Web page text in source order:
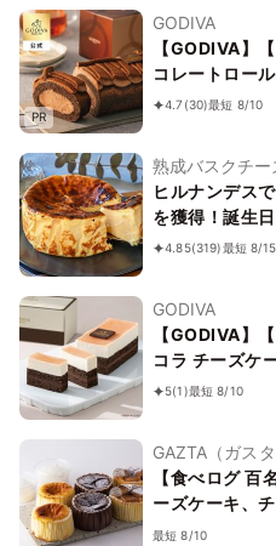
PR
GODIVA
【GODIVA】
コレートロー
4.7 (30)最短 8/10
熟成バスクチー
ヒルナンデス
を獲得！誕生
倍！グルテン
4.85(319)最短 8/15
GODIVA
【GODIVA】
コラ チーズケ
5(1)最短 8/10
GAZTA（ガスタ
【食べログ
ーズケーキ、
ョコレート 3種
最短 8/10